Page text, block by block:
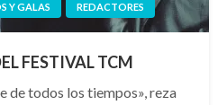
Y GALAS REDACTORES
FESTIVAL TCM
de todos los tiempos», reza